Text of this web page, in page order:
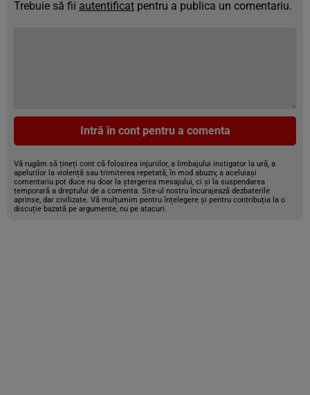
Trebuie să fii autentificat pentru a publica un comentariu.
Intră în cont pentru a comenta
Vă rugăm să țineți cont că folosirea injuriilor, a limbajului instigator la ură, a
apelurilor la violență sau trimiterea repetată, în mod abuziv, a aceluiași
comentariu pot duce nu doar la ștergerea mesajului, ci și la suspendarea
temporară a dreptului de a comenta. Site-ul nostru încurajează dezbaterile
aprinse, dar civilizate. Vă mulțumim pentru înțelegere și pentru contribuția la o
discuție bazată pe argumente, nu pe atacuri.